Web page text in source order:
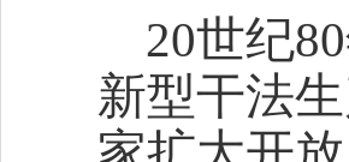
20世纪
新型干法